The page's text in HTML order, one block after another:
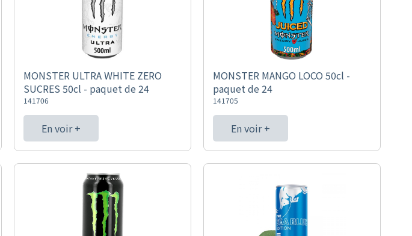
MONSTER ULTRA WHITE ZERO
SUCRES 50cl - paquet de 24
141706
En voir +
MONSTER MANGO LOCO 50cl -
paquet de 24
141705
En voir +